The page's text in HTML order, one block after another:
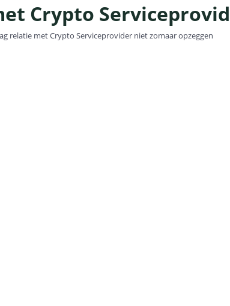
Crypto
relatie met Crypto Serviceprovider niet zomaar opzeggen